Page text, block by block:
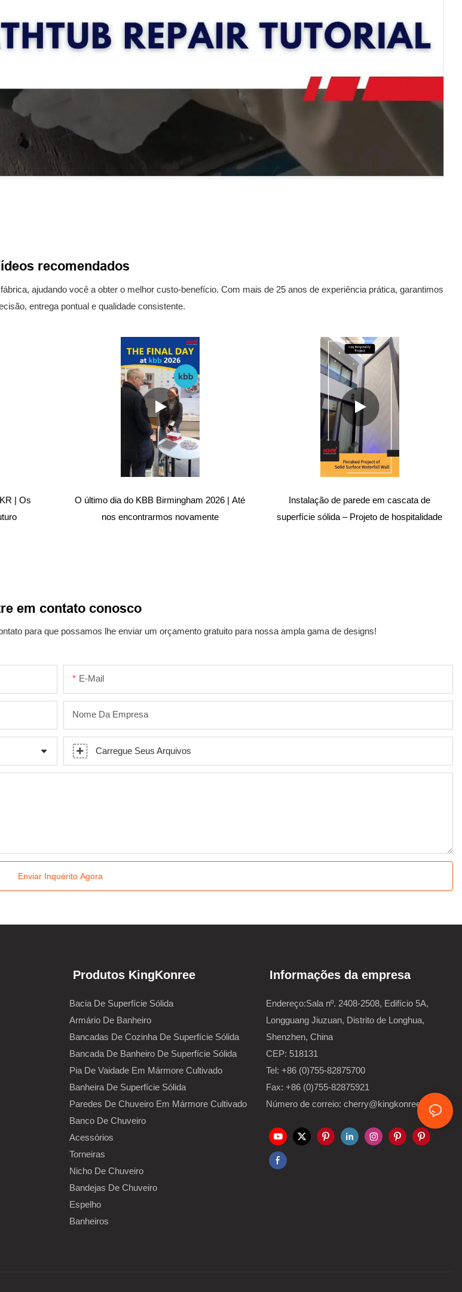
recomendados
ajudando você a obter o melhor custo-benefício. Com mais de 25 anos de experiência prática, garantimos
entrega pontual e qualidade consistente.
| Os
O último dia do KBB Birmingham 2026 | Até
nos encontrarmos novamente
Instalação de parede em cascata de
superfície sólida – Projeto de hospitalidade
em contato conosco
para que possamos lhe enviar um orçamento gratuito para nossa ampla gama de designs!
E-Mail
Nome Da Empresa
Carregue Seus Arquivos
Enviar Inquérito Agora
Produtos KingKonree
Bacia De Superfície Sólida
Armário De Banheiro
Bancadas De Cozinha De Superfície Sólida
Bancada De Banheiro De Superfície Sólida
Pia De Vaidade Em Mármore Cultivado
Banheira De Superfície Sólida
Paredes De Chuveiro Em Mármore Cultivado
Banco De Chuveiro
Acessórios
Torneiras
Nicho De Chuveiro
Bandejas De Chuveiro
Espelho
Banheiros
Informações da empresa
Endereço:Sala nº. 2408-2508, Edifício 5A,
Longguang Jiuzuan, Distrito de Longhua,
Shenzhen, China
CEP: 518131
Tel: +86 (0)755-82875700
Fax: +86 (0)755-82875921
Número de correio: cherry@kingkonree.com